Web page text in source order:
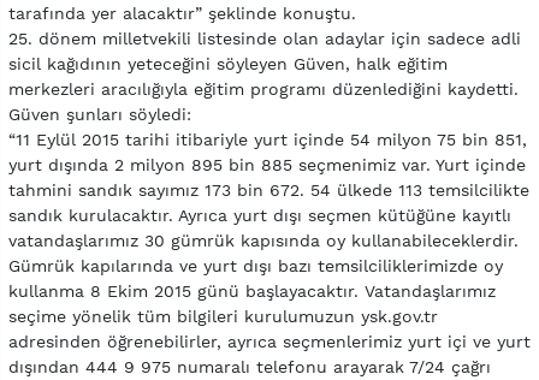
tarafında yer alacaktır” şeklinde konuştu.
25. dönem milletvekili listesinde olan adaylar için sadece adli
sicil kağıdının yeteceğini söyleyen Güven, halk eğitim
merkezleri aracılığıyla eğitim programı düzenlediğini kaydetti.
Güven şunları söyledi:
“11 Eylül 2015 tarihi itibariyle yurt içinde 54 milyon 75 bin 851,
yurt dışında 2 milyon 895 bin 885 seçmenimiz var. Yurt içinde
tahmini sandık sayımız 173 bin 672. 54 ülkede 113 temsilcilikte
sandık kurulacaktır. Ayrıca yurt dışı seçmen kütüğüne kayıtlı
vatandaşlarımız 30 gümrük kapısında oy kullanabileceklerdir.
Gümrük kapılarında ve yurt dışı bazı temsilciliklerimizde oy
kullanma 8 Ekim 2015 günü başlayacaktır. Vatandaşlarımız
seçime yönelik tüm bilgileri kurulumuzun ysk.gov.tr
adresinden öğrenebilirler, ayrıca seçmenlerimiz yurt içi ve yurt
dışından 444 9 975 numaralı telefonu arayarak 7/24 çağrı